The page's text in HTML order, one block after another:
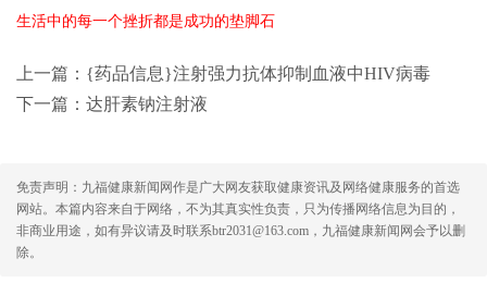
生活中的每一个挫折都是成功的垫脚石
上一篇： {药品信息}注射强力抗体抑制血液中HIV病毒
下一篇： 达肝素钠注射液
免责声明：九福健康新闻网作是广大网友获取健康资讯及网络健康服务的首选
网站。本篇内容来自于网络，不为其真实性负责，只为传播网络信息为目的，
非商业用途，如有异议请及时联系btr2031@163.com，九福健康新闻网会予以删
除。